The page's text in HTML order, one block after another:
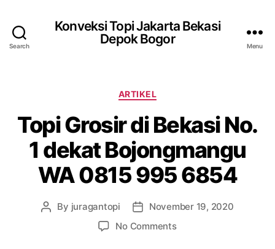
Search
Konveksi Topi Jakarta Bekasi
Depok Bogor
Menu
Categories
ARTIKEL
Topi Grosir di Bekasi No.
1 dekat Bojongmangu
WA 0815 995 6854
Post
By juragantopi
PostNovember 19, 2020
No Commentson